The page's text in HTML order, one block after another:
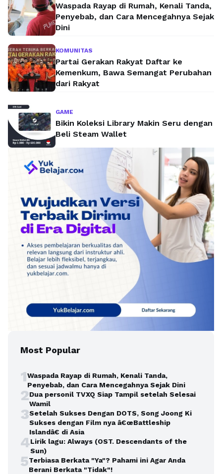
Waspada Rayap di Rumah, Kenali Tanda,
Penyebab, dan Cara Mencegahnya Sejak
Dini
KOMUNITAS
Partai Gerakan Rakyat Daftar ke
Kemenkum, Bawa Semangat Perubahan
dari Rakyat
GAME
Bikin Koleksi Library Makin Seru dengan
Beli Steam Wallet
Most Popular
1Waspada Rayap di Rumah, Kenali Tanda,
Penyebab, dan Cara Mencegahnya Sejak Dini
2Dua personil TVXQ Siap Tampil setelah Selesai
Wamil
3Setelah Sukses Dengan DOTS, Song Joong Ki
Sukses dengan Film nya â€œBattleship
Islandâ€ di Asia
4Lirik lagu: Always (OST. Descendants of the
Sun)
5Terbiasa Berkata "Ya"? Pahami ini Agar Anda
Berani Berkata "Tidak"!